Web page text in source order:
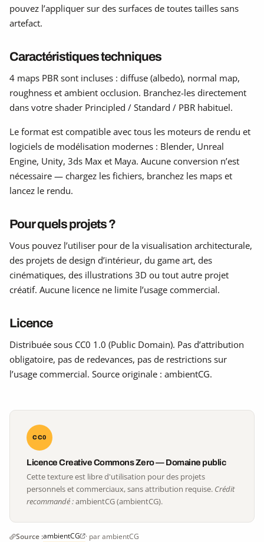
pouvez l’appliquer sur des surfaces de toutes tailles sans
artefact.
Caractéristiques techniques
4 maps PBR sont incluses : diffuse (albedo), normal map,
roughness et ambient occlusion. Branchez-les directement
dans votre shader Principled / Standard / PBR habituel.
Le format est compatible avec tous les moteurs de rendu et
logiciels de modélisation modernes : Blender, Unreal
Engine, Unity, 3ds Max et Maya. Aucune conversion n’est
nécessaire — chargez les fichiers, branchez les maps et
lancez le rendu.
Pour quels projets ?
Vous pouvez l’utiliser pour de la visualisation architecturale,
des projets de design d’intérieur, du game art, des
cinématiques, des illustrations 3D ou tout autre projet
créatif. Aucune licence ne limite l’usage commercial.
Licence
Distribuée sous CC0 1.0 (Public Domain). Pas d’attribution
obligatoire, pas de redevances, pas de restrictions sur
l’usage commercial. Source originale : ambientCG.
CC0
Licence Creative Commons Zero — Domaine public
Cette texture est libre d'utilisation pour des projets
personnels et commerciaux, sans attribution requise. Crédit
recommandé :ambientCG (ambientCG).
Source :ambientCG · par ambientCG